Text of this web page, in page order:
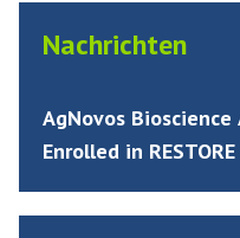
Nachrichten
AgNovos
Enrolled in RESTORE